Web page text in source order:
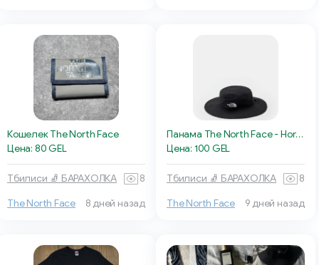
Кошелек The North Face
Цена: 80 GEL
Тбилиси 🧦 БАРАХОЛКА 8
The North Face 8 дней назад
Панама The North Face - Horizon Breeze Brimmer
Цена: 100 GEL
Тбилиси 🧦 БАРАХОЛКА 8
The North Face 9 дней назад